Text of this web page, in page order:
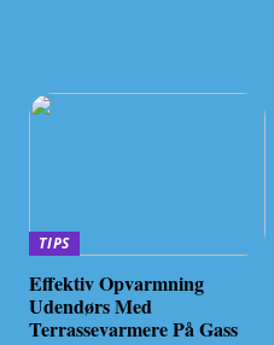
TIPS
Effektiv Opvarmning
Udendørs Med
Terrassevarmere På Gass